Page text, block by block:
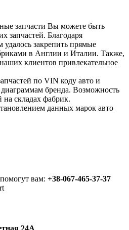
запчасти Вы можете быть
запчастей. Благодаря
закрепить прямые
в Англии и Италии. Также,
клиентов привлекательное
по VIN коду авто и
бренда. Возможность
на складах фабрик.
данных марок авто
вам: +38-067-465-37-37
24А